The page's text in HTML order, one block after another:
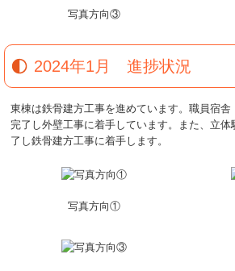
写真方向③
2024年1月 進捗状況
東棟は鉄骨建方工事を進めています。職員宿
完了し外壁工事に着手しています。また、立
了し鉄骨建方工事に着手します。
写真方向①